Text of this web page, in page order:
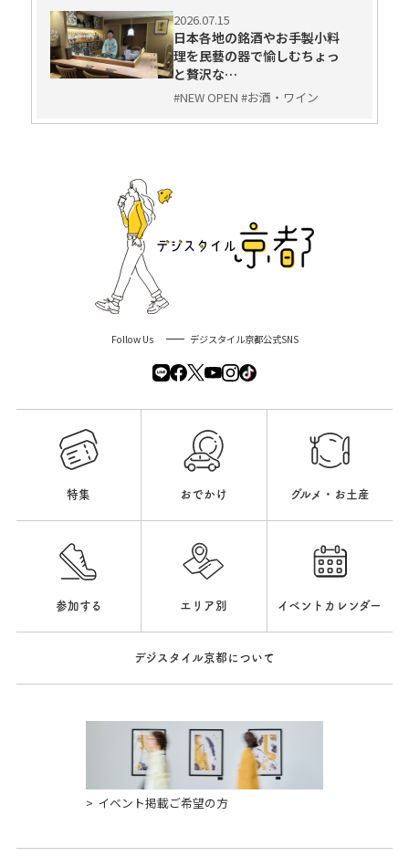
2026.07.15
日本各地の銘酒やお手製小料
理を民藝の器で愉しむちょっ
と贅沢な…
#NEW OPEN #お酒・ワイン
Follow Us デジスタイル京都公式SNS
特集 おでかけ グルメ・お土産
参加する エリア別 イベントカレンダー
デジスタイル京都について
イベント掲載ご希望の方